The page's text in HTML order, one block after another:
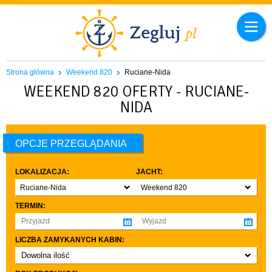
Strona główna Weekend 820 Ruciane-Nida
WEEKEND 820 OFERTY - RUCIANE-
NIDA
OPCJE PRZEGLĄDANIA
LOKALIZACJA:
Ruciane-Nida
JACHT:
Weekend 820
TERMIN:
LICZBA ZAMYKANYCH KABIN:
Dowolna ilość